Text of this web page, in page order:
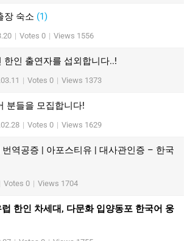
장 숙소 (1)
| Votes 0 | Views 1556
한인 출연자를 섭외합니다..!
| Votes 0 | Views 1373
분들을 모집합니다!
| Votes 0 | Views 1629
역공증 | 아포스티유 | 대사관인증 – 한국
Votes 0 | Views 1704
한인 차세대, 다문화 입양동포 한국어 웅